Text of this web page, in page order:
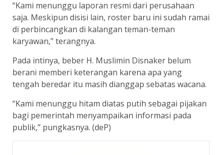
“Kami menunggu laporan resmi dari perusahaan
saja. Meskipun disisi lain, roster baru ini sudah ramai
di perbincangkan di kalangan teman-teman
karyawan,” terangnya.
Pada intinya, beber H. Muslimin Disnaker belum
berani memberi keterangan karena apa yang
tengah beredar itu masih dianggap sebatas wacana.
“Kami menunggu hitam diatas putih sebagai pijakan
bagi pemerintah menyampaikan informasi pada
publik,” pungkasnya. (deP)